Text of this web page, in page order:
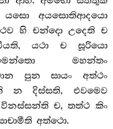
යසො අයසොතිආදයො
හි චන්දො උදෙති ච
යථා ච සූරියො
මහන්තං
පුන සායං අත්ථං
න දිස්සති, එවමෙව
ච, තත්ථ කිං
අත්ථො.